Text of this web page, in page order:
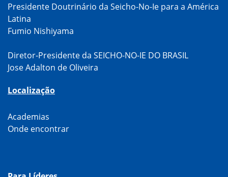
Presidente Doutrinário da Seicho-No-Ie para a América
Latina
Fumio Nishiyama
Diretor-Presidente da SEICHO-NO-IE DO BRASIL
Jose Adalton de Oliveira
Localização
Academias
Onde encontrar